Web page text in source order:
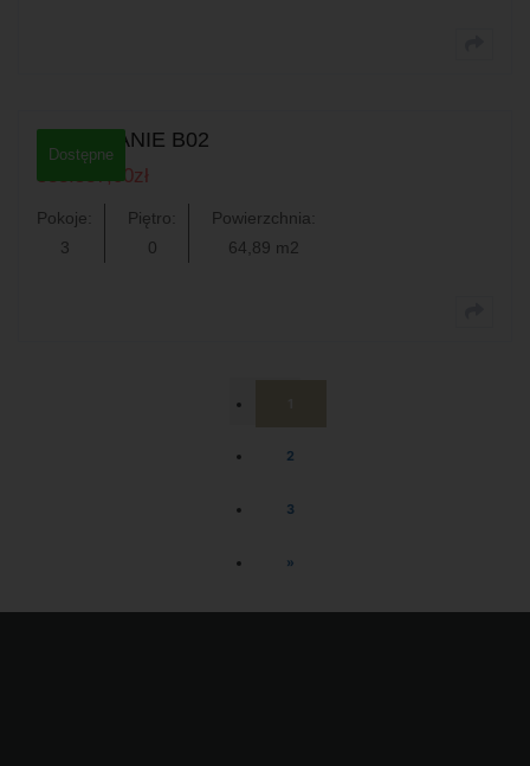
Dostępne
MIESZKANIE B02
538.587,00zł
Pokoje:
3
Piętro:
0
Powierzchnia:
64,89 m2
2
3
»